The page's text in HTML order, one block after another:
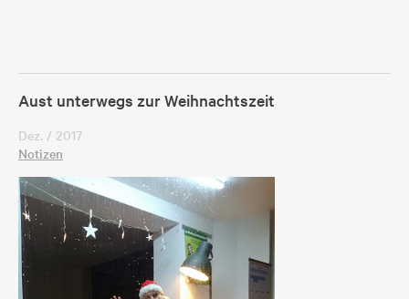
Aust unterwegs zur Weihnachtszeit
Dez. / 2017
Notizen